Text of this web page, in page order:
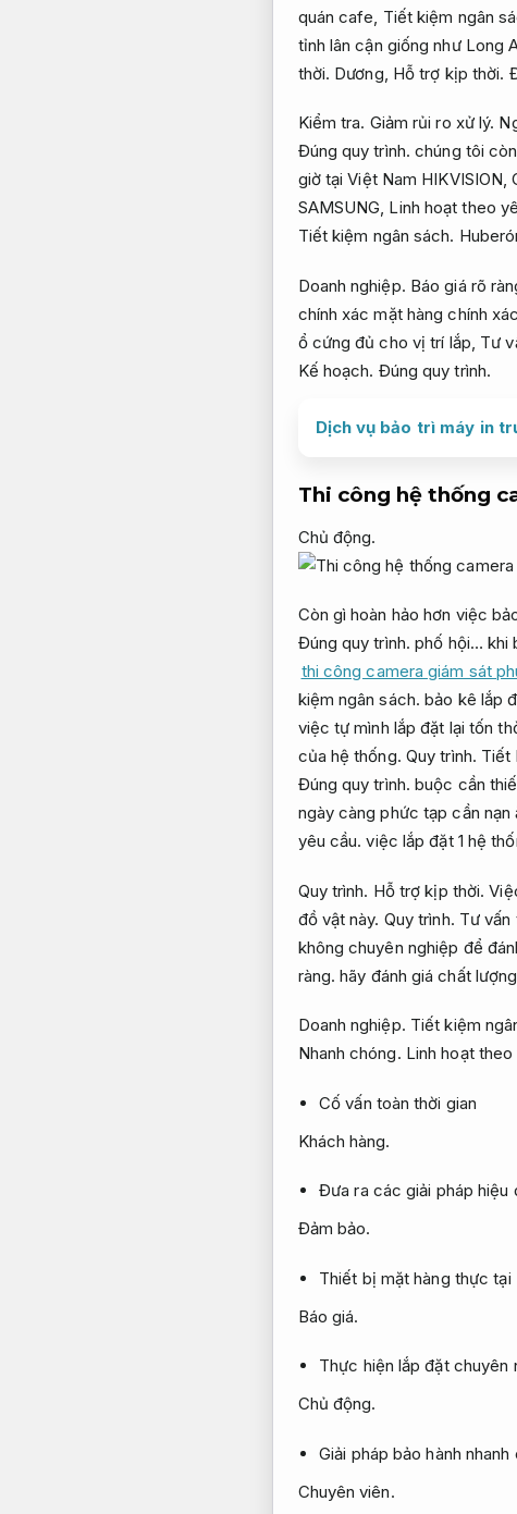
quán cafe, Tiết kiệm ngân
tỉnh lân cận giống như Long
thời. Dương, Hỗ trợ kịp thời.
Kiểm tra. Giảm rủi ro xử lý.
Đúng quy trình. chúng tôi
giờ tại Việt Nam HIKVISION,
SAMSUNG, Linh hoạt theo
Tiết kiệm ngân sách.
Doanh nghiệp. Báo giá rõ
chính xác mặt hàng chính
ổ cứng đủ cho vị trí lắp, Tư
Kế hoạch. Đúng quy trình.
Dịch vụ bảo trì máy in
Thi công hệ thống
Chủ động.
Còn gì hoàn hảo hơn việc
Đúng quy trình. phố hội… khi
thi công camera giám sát
kiệm ngân sách. bảo kê lắp
việc tự mình lắp đặt lại tốn
của hệ thống. Quy trình. Tiết
Đúng quy trình. buộc cần
ngày càng phức tạp cần nạn
yêu cầu. việc lắp đặt 1 hệ
Quy trình. Hỗ trợ kịp thời.
đồ vật này. Quy trình. Tư vấn
không chuyên nghiệp để
ràng. hãy đánh giá chất
Doanh nghiệp. Tiết kiệm
Nhanh chóng. Linh hoạt
Cố vấn toàn thời gian
Khách hàng.
Đưa ra các giải pháp hiệu
Đảm bảo.
Thiết bị mặt hàng thực tại
Báo giá.
Thực hiện lắp đặt chuyên
Chủ động.
Giải pháp bảo hành nhanh
Chuyên viên.